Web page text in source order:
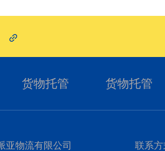
货物托管 货物托管
亚物流有限公司
联系